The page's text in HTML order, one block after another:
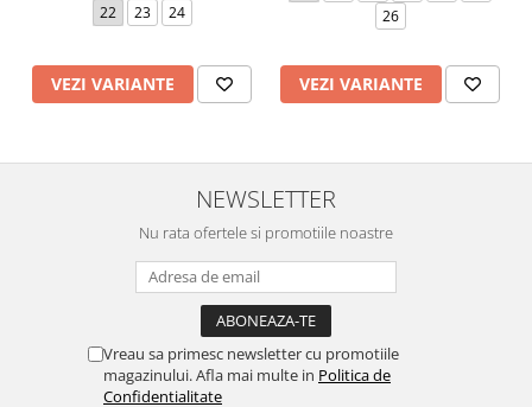
22 23 24
VEZI VARIANTE
26
VEZI VARIANTE
NEWSLETTER
Nu rata ofertele si promotiile noastre
Vreau sa primesc newsletter cu promotiile
magazinului. Afla mai multe in Politica de
Confidentialitate